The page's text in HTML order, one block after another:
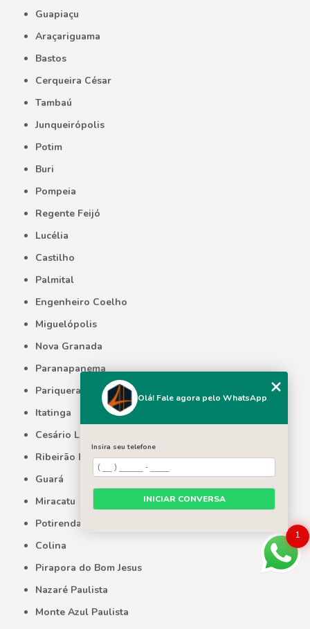
Guapiaçu
Araçariguama
Bastos
Cerqueira César
Tambaú
Junqueirópolis
Potim
Buri
Pompeia
Regente Feijó
Lucélia
Castilho
Palmital
Engenheiro Coelho
Miguelópolis
Nova Granada
Paranapanema
Pariquera-Açu
Itatinga
Cesário Lange
Ribeirão Branco
Guará
Miracatu
Potirendaba
Colina
Pirapora do Bom Jesus
Nazaré Paulista
Monte Azul Paulista
1
Olá! Fale agora pelo WhatsApp
Insira seu telefone
INICIAR CONVERSA